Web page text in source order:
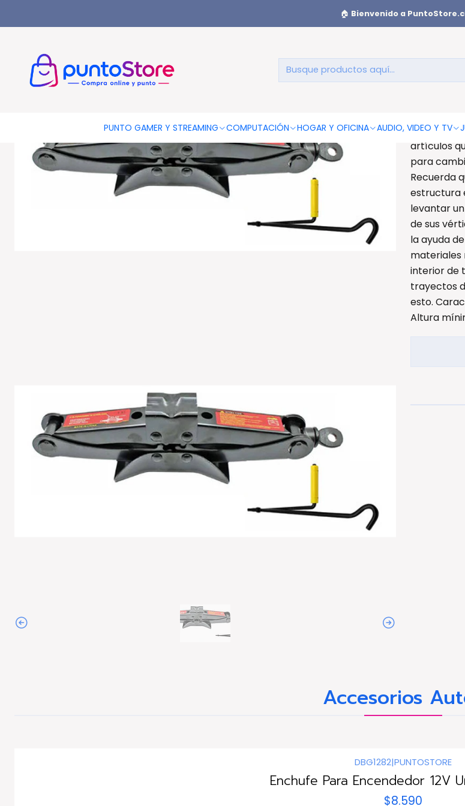
PUNTO GAMER Y STREAMING COMPUTACIÓN HOGAR Y OFICINA AUDIO, VIDEO Y TV
🏠 Bienvenido a
Gata Para Auto Tijera 1.5 Toneladas - Ps
Gata
Gata Para
artículos
para
Recuerda
estructura
levantar
de sus
la ayuda
materiales
interior de
trayectos
esto.
Altura
Accesorios
DBG1282|PUNTOSTORE
Enchufe Para Encendedor 12V
$8.590